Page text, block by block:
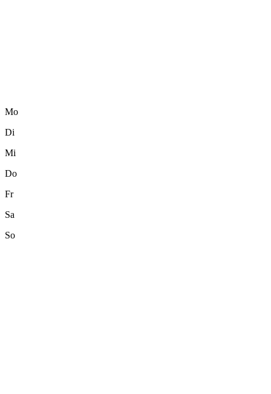
Mo
Di
Mi
Do
Fr
Sa
So